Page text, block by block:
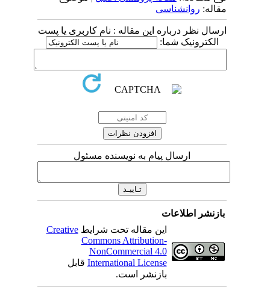
مقاله:روانشناسی
ارسال نظر درباره این مقاله : نام کاربری یا پست
الکترونیک شما:
ارسال پیام به نویسنده مسئول
بازنشر اطلاعات
این مقاله تحت شرایطCreative
Commons Attribution-
NonCommercial 4.0
International Licenseقابل
بازنشر است.